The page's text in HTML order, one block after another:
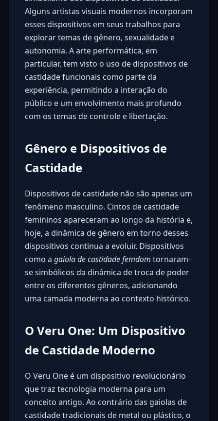
Alguns artistas visuais modernos incorporam
esses dispositivos em seus trabalhos para
explorar temas de gênero, sexualidade e
autonomia. A arte performática, em
particular, tem visto o uso de dispositivos de
castidade funcionais como parte da
experiência, permitindo a interação do
público e um envolvimento mais profundo
com os temas de controle e libertação.
Gênero e Dispositivos de
Castidade
Dispositivos de castidade não são apenas um
fenômeno masculino. Cintos de castidade
femininos apareceram ao longo da história e,
hoje, a dinâmica de gênero em torno desses
dispositivos continua a evoluir. Dispositivos
como a gaiola de castidade femdom tornaram-
se simbólicos da dinâmica de troca de poder
entre os diferentes gêneros, adicionando
uma camada moderna ao contexto histórico.
O Veru One: Um Dispositivo
de Castidade Moderno
O Veru Oneé um dispositivo revolucionário
que traz tecnologia moderna para um
conceito antigo. Ao contrário das gaiolas de
castidade tradicionais de metal ou plástico, o